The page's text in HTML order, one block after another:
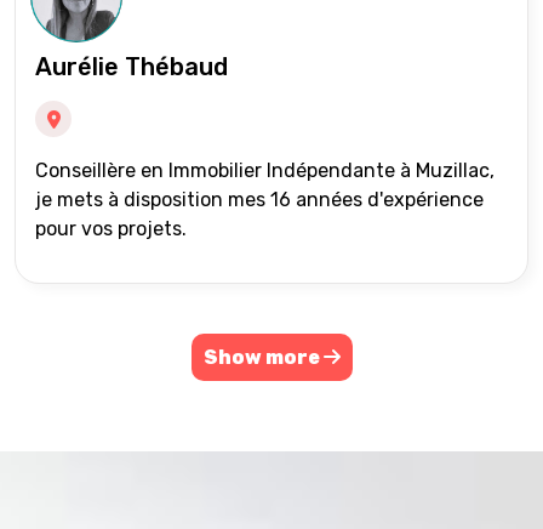
Aurélie Thébaud
Conseillère en Immobilier Indépendante à Muzillac,
je mets à disposition mes 16 années d'expérience
pour vos projets.
Show more